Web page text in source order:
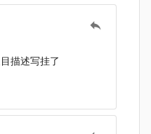
描述写挂了